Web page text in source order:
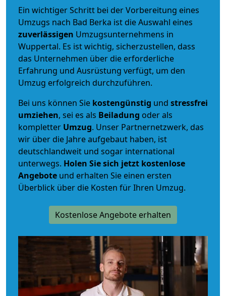
Ein wichtiger Schritt bei der Vorbereitung eines
Umzugs nach Bad Berka ist die Auswahl eines
zuverlässigen Umzugsunternehmens in
Wuppertal. Es ist wichtig, sicherzustellen, dass
das Unternehmen über die erforderliche
Erfahrung und Ausrüstung verfügt, um den
Umzug erfolgreich durchzuführen.
Bei uns können Sie kostengünstig und stressfrei
umziehen, sei es als Beiladung oder als
kompletter Umzug. Unser Partnernetzwerk, das
wir über die Jahre aufgebaut haben, ist
deutschlandweit und sogar international
unterwegs. Holen Sie sich jetzt kostenlose
Angebote und erhalten Sie einen ersten
Überblick über die Kosten für Ihren Umzug.
Kostenlose Angebote erhalten